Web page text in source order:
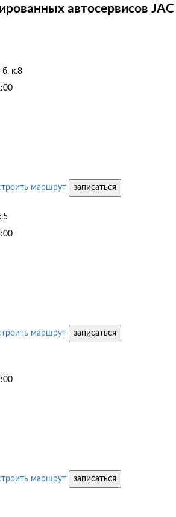
автосервисов JAC
б, к.8
маршрут
записаться
маршрут
записаться
маршрут
записаться